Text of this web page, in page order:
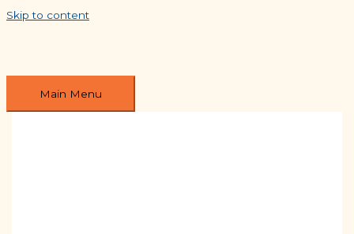
Skip to content
Main Menu